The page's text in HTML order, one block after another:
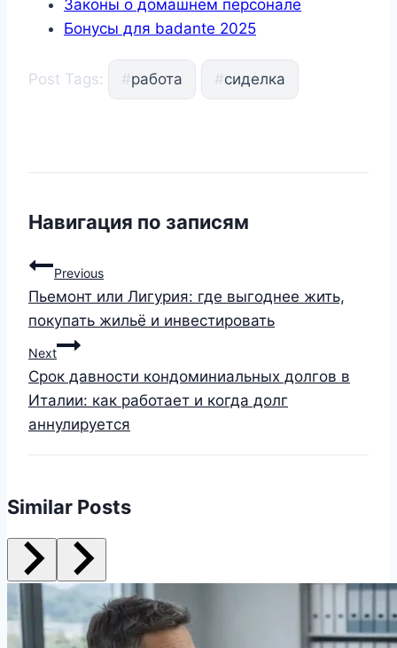
Законы о домашнем персонале
Бонусы для badante 2025
Post Tags: #работа #сиделка
Навигация по записям
Previous
Пьемонт или Лигурия: где выгоднее жить,
покупать жильё и инвестировать
Next
Срок давности кондоминиальных долгов в
Италии: как работает и когда долг
аннулируется
Similar Posts